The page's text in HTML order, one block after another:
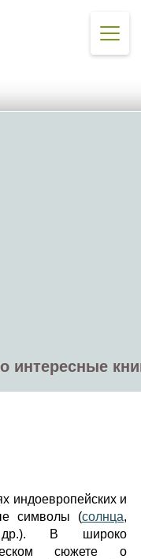
интересные
индоевропейских и
символы (солнца,
В широко
сюжете о